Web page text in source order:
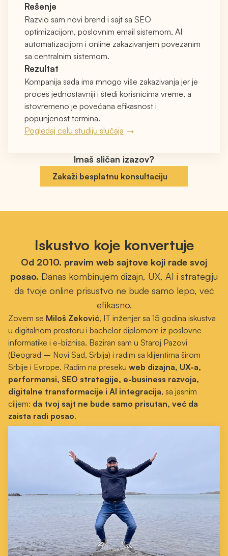
Rešenje
Razvio sam novi brend i sajt sa SEO
optimizacijom, poslovnim email sistemom, AI
automatizacijom i online zakazivanjem povezanim
sa centralnim sistemom.
Rezultat
Kompanija sada ima mnogo više zakazivanja jer je
proces jednostavniji i štedi korisnicima vreme, a
istovremeno je povećana efikasnost i
popunjenost termina.
Pogledaj celu studiju slučaja
Imaš sličan izazov?
Zakaži besplatnu konsultaciju
Iskustvo koje konvertuje
Od 2010. pravim web sajtove koji rade svoj
posao. Danas kombinujem dizajn, UX, AI i strategiju
da tvoje online prisustvo ne bude samo lepo, već
efikasno.
Zovem se Miloš Zeković, IT inženjer sa 15 godina iskustva
u digitalnom prostoru i bachelor diplomom iz poslovne
informatike i e-biznisa. Baziran sam u Staroj Pazovi
(Beograd – Novi Sad, Srbija) i radim sa klijentima širom
Srbije i Evrope. Radim na preseku web dizajna, UX-a,
performansi, SEO strategije, e-business razvoja,
digitalne transformacije i AI integracija, sa jasnim
ciljem: da tvoj sajt ne bude samo prisutan, već da
zaista radi posao.